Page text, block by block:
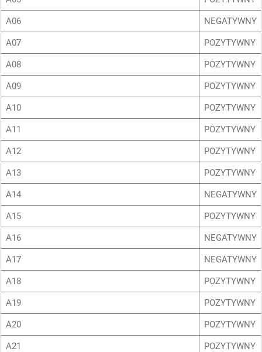
LUBUSKIE CENTRUM
NIEODPŁATNA POMOC
GALERIA
WSPÓŁPRACA Z UZ
KSIĘGA ZNAKU
DO POBRANIA
LISTA RADCOW
A06 NEGATYWNY
A07 POZYTYWNY
A08 POZYTYWNY
A09 POZYTYWNY
A10 POZYTYWNY
A11 POZYTYWNY
A12 POZYTYWNY
A13 POZYTYWNY
A14 NEGATYWNY
A15 POZYTYWNY
A16 NEGATYWNY
A17 NEGATYWNY
A18 POZYTYWNY
A19 POZYTYWNY
A20 POZYTYWNY
A21 POZYTYWNY